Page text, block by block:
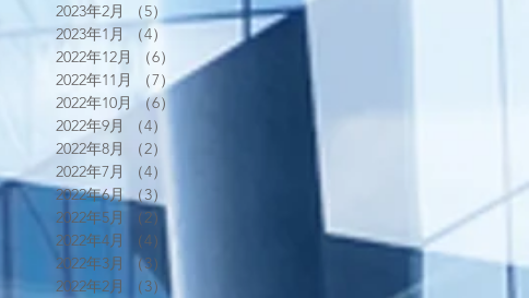
2023年2月
（5）
5件の記事
2023年1月
（4）
2022年12月
（6）
6件の記事
2022年11月
（7）7件の記事
2022年10月
（6）
2022年9月
（4）
2022年8月
（2）
2022年7月
（4）
2022年6月 （3）
2022年5月
（2）
2022年4月
（4） 4件の記事
2022年3月
（3） 3件の記事
2022年2月
（3）